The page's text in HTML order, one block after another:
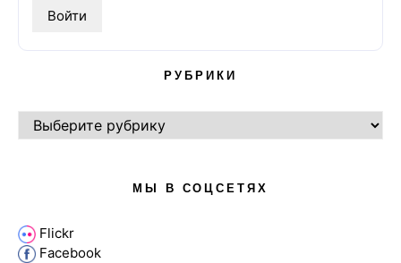
РУБРИКИ
РУБРИКИ
МЫ В СОЦСЕТЯХ
Flickr
Facebook